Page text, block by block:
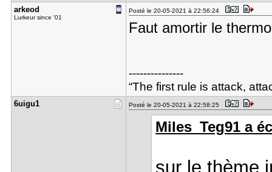
arkeod
Lurkeur since '01
Posté le 20-05-2021 à 22:56:24
Faut amortir le
---------------
“The first rule is attack,
6uigu1 Posté le 20-05-2021 à 22:58:25
Miles_Teg91 a
sur le thème